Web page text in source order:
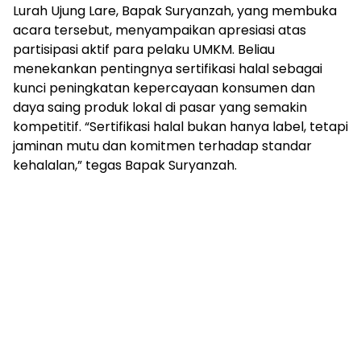
Lurah Ujung Lare, Bapak Suryanzah, yang membuka
acara tersebut, menyampaikan apresiasi atas
partisipasi aktif para pelaku UMKM. Beliau
menekankan pentingnya sertifikasi halal sebagai
kunci peningkatan kepercayaan konsumen dan
daya saing produk lokal di pasar yang semakin
kompetitif. “Sertifikasi halal bukan hanya label, tetapi
jaminan mutu dan komitmen terhadap standar
kehalalan,” tegas Bapak Suryanzah.